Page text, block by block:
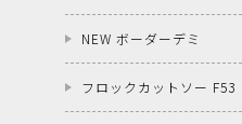
NEW ボーダーデミ
フロックカットソー F53